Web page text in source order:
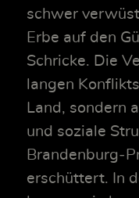
schwer
Erbe auf den
Schricke. Die
langen
Land, sondern
und soziale
erschüttert. In